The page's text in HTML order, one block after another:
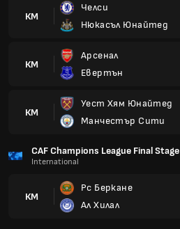
КМ
Челси
Нюкасъл Юнайтед
КМ
Арсенал
Евертън
КМ
Уест Хям Юнайтед
Манчестър Сити
CAF Champions League Final Stage
International
КМ
Рс Беркане
Ал Хилал